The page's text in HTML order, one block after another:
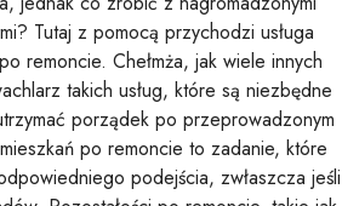
Tutaj z pomocą przychodzi usługa
remoncie. Chełmża, jak wiele innych
takich usług, które są niezbędne
porządek po przeprowadzonym
po remoncie to zadanie, które
podejścia, zwłaszcza jeśli